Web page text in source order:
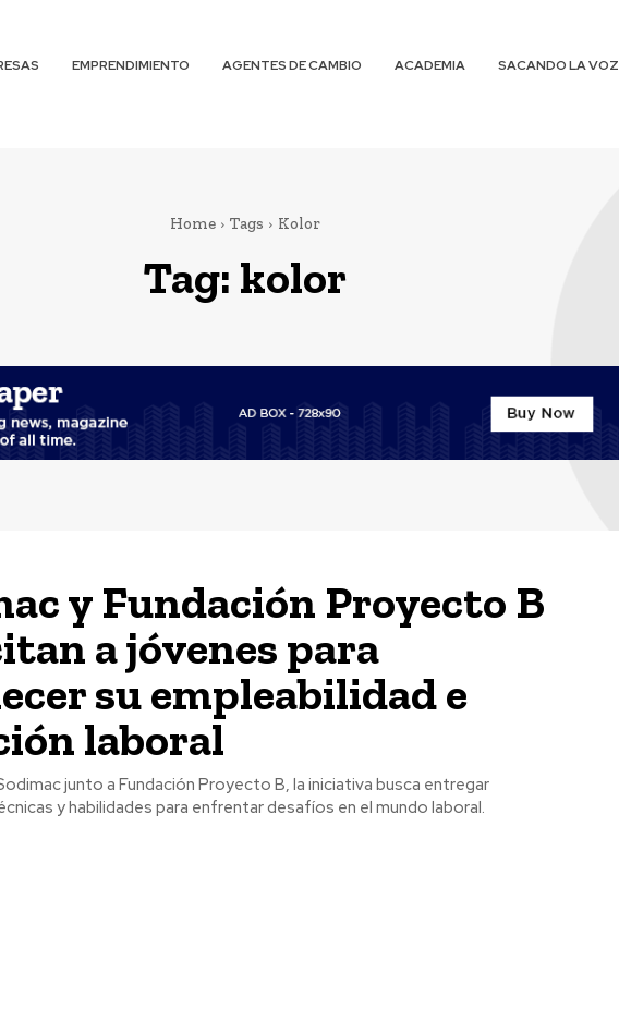
EMPRENDIMIENTO AGENTES DE CAMBIO ACADEMIA
SACANDO LA VOZ
Home Tags Kolor
Tag: kolor
y Fundación Proyecto B
a jóvenes para
su empleabilidad e
laboral
junto a Fundación Proyecto B, la iniciativa busca entregar
y habilidades para enfrentar desafíos en el mundo laboral.